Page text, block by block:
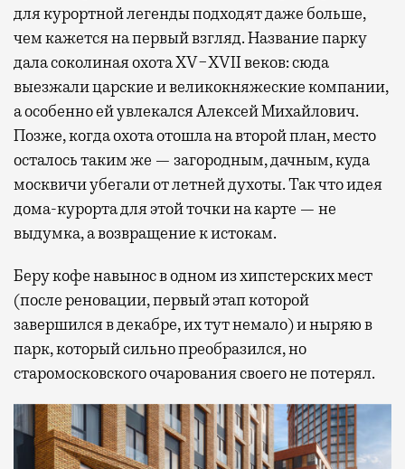
для курортной легенды подходят даже больше,
чем кажется на первый взгляд. Название парку
дала соколиная охота XV−XVII веков: сюда
выезжали царские и великокняжеские компании,
а особенно ей увлекался Алексей Михайлович.
Позже, когда охота отошла на второй план, место
осталось таким же — загородным, дачным, куда
москвичи убегали от летней духоты. Так что идея
дома-курорта для этой точки на карте — не
выдумка, а возвращение к истокам.
Беру кофе навынос в одном из хипстерских мест
(после реновации, первый этап которой
завершился в декабре, их тут немало) и ныряю в
парк, который сильно преобразился, но
старомосковского очарования своего не потерял.